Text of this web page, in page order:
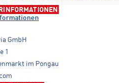
GmbH
1
im Pongau